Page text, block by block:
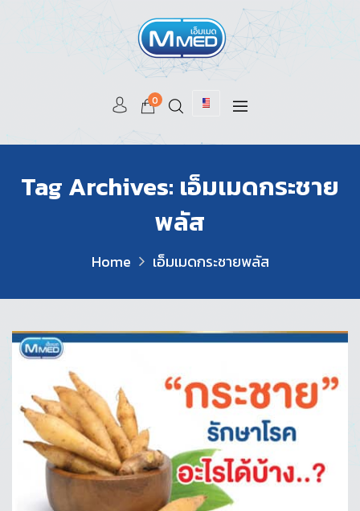
0
Tag Archives: เอ็มเมดกระชาย
พลัส
Home เอ็มเมดกระชายพลัส